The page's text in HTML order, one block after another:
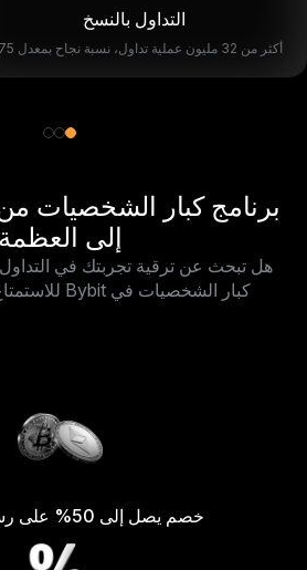
التداول بالنسخ
أكثر من 32 مليون عملية تداول، نسبة نجاح بمعدل 75%
إلى العظمة
هل تبحث عن ترقية تجربتك في
كبار الشخصيات في Bybit للاستمتاع بالمزايا الحصرية.
خصم يصل إلى 50% على رسوم التداول